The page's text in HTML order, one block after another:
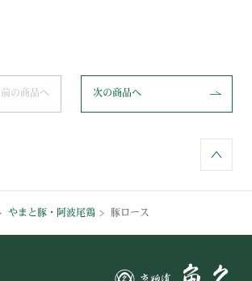
前の商品へ 次の商品へ
やまと豚・阿波尾鶏 豚ロース